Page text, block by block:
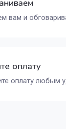
вам и
оплату
оплату любым